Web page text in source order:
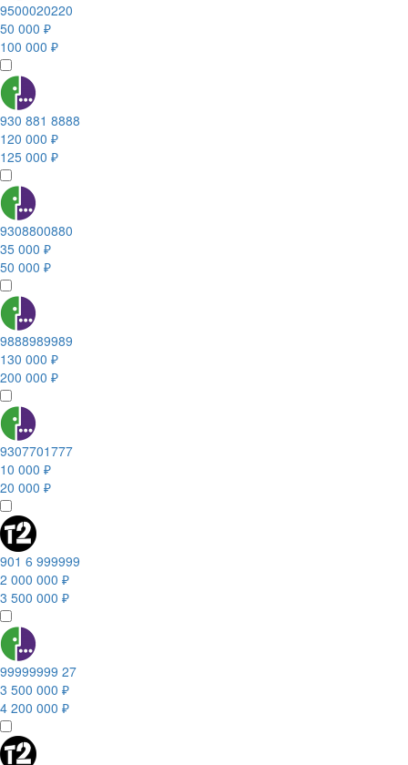
9500020220
50 000 ₽
100 000 ₽
930 881 8888
120 000 ₽
125 000 ₽
9308800880
35 000 ₽
50 000 ₽
9888989989
130 000 ₽
200 000 ₽
9307701777
10 000 ₽
20 000 ₽
901 6 999999
2 000 000 ₽
3 500 000 ₽
99999999 27
3 500 000 ₽
4 200 000 ₽